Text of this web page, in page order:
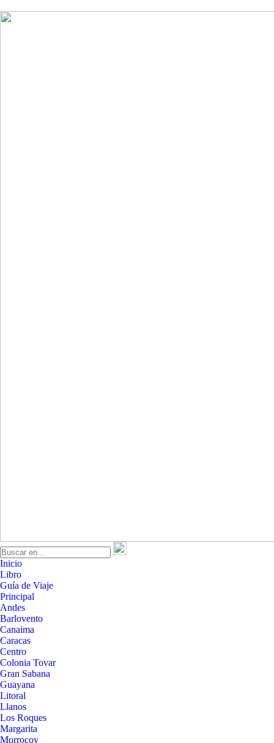
Inicio
Libro
Guía de Viaje
Principal
Andes
Barlovento
Canaima
Caracas
Centro
Colonia Tovar
Gran Sabana
Guayana
Litoral
Llanos
Los Roques
Margarita
Morrocoy